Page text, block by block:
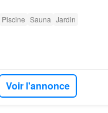
Piscine Sauna Jardin
Voir l'annonce